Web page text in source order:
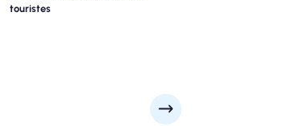
touristesde facturation post-voyage et
complet sur votre utilisation et vos